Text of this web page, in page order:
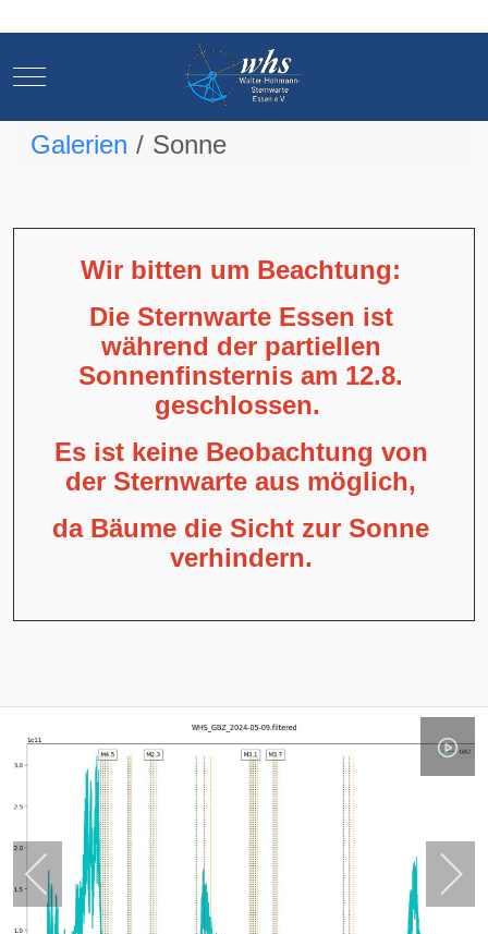
Mobile Menu Toggle
Galerien Sonne
Wir bitten um Beachtung:
Die Sternwarte Essen ist
während der partiellen
Sonnenfinsternis am 12.8.
geschlossen.
Es ist keine Beobachtung von
der Sternwarte aus möglich,
da Bäume die Sicht zur Sonne
verhindern.